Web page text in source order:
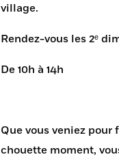
village.
Rendez-vous les 2ᵉ
De10h à 14h
Que vous veniez
chouette moment,